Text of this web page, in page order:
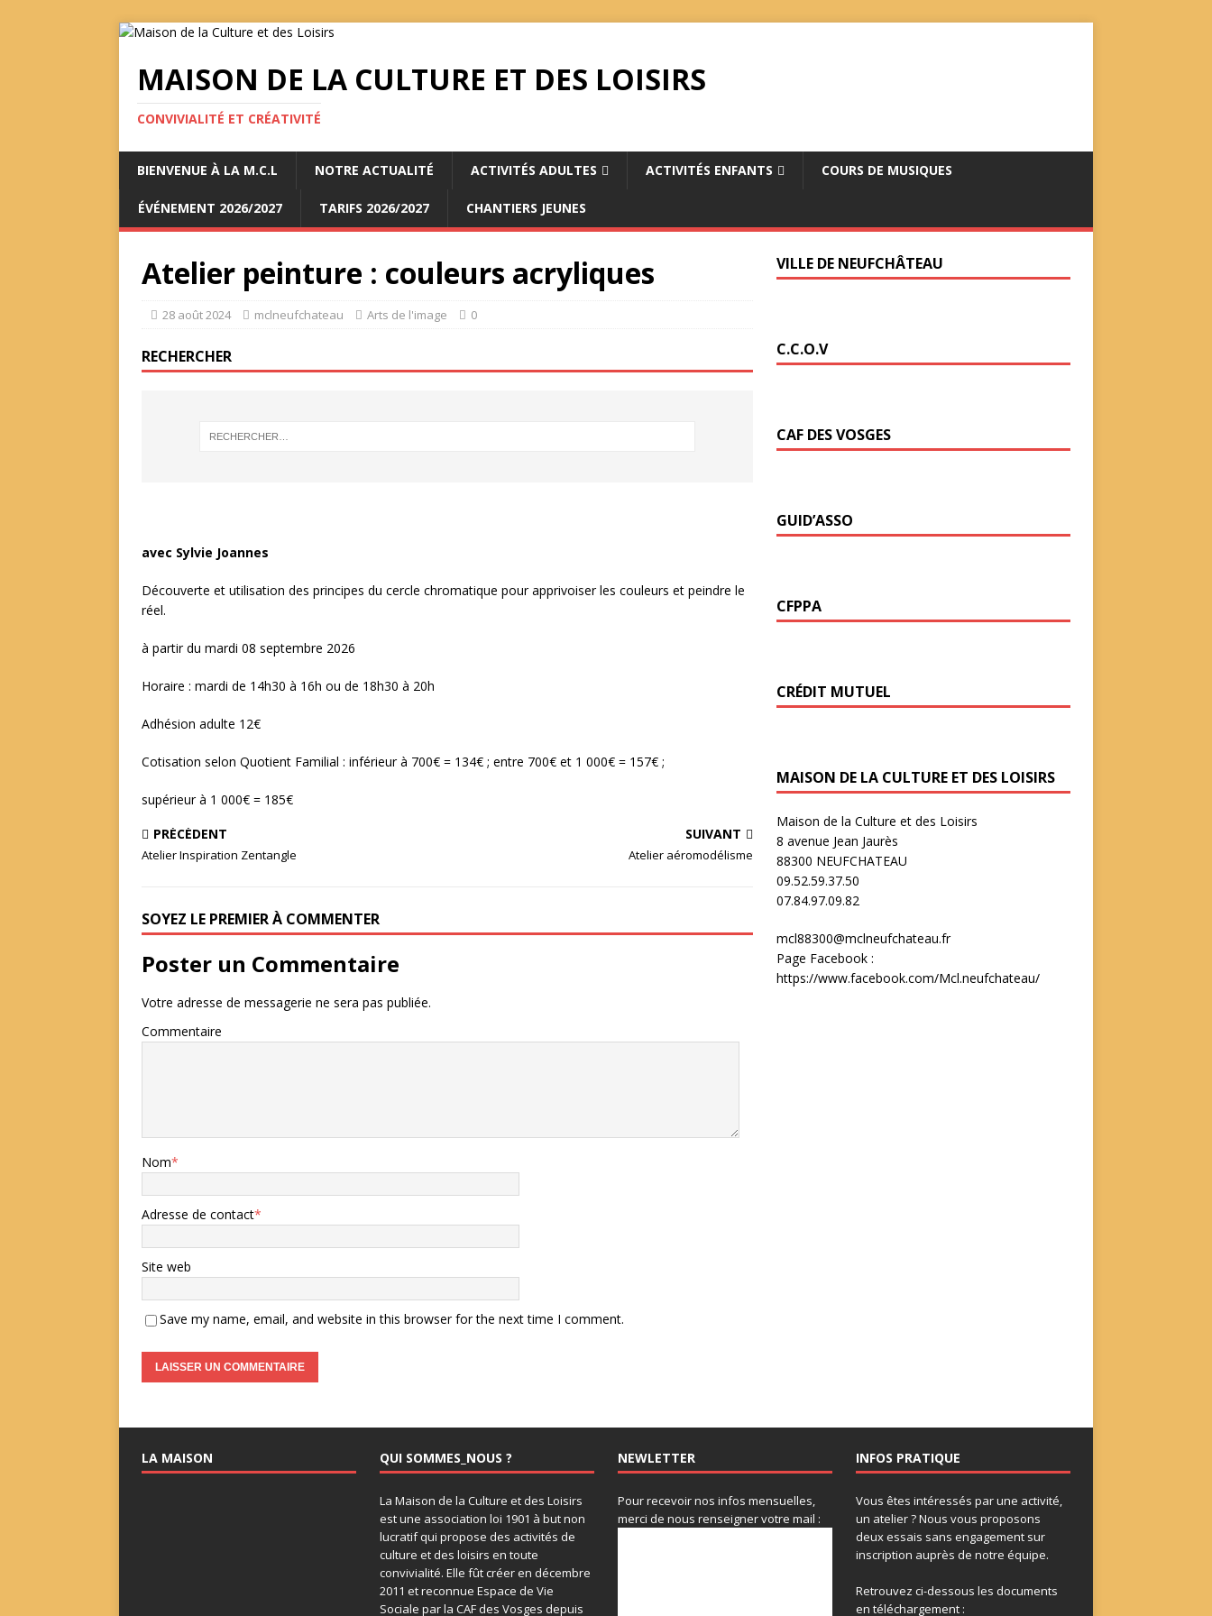
MAISON DE LA CULTURE ET DES LOISIRS
CONVIVIALITÉ ET CRÉATIVITÉ
BIENVENUE À LA M.C.L NOTRE ACTUALITÉ ACTIVITÉS ADULTES ACTIVITÉS ENFANTS COURS DE MUSIQUES
ÉVÉNEMENT 2026/2027 TARIFS 2026/2027 CHANTIERS JEUNES
Atelier peinture : couleurs acryliques
28 août 2024 mclneufchateau Arts de l'image 0
RECHERCHER
avec Sylvie Joannes
Découverte et utilisation des principes du cercle chromatique pour apprivoiser les couleurs et peindre le
réel.
à partir du mardi 08 septembre 2026
Horaire : mardi de 14h30 à 16h ou de 18h30 à 20h
Adhésion adulte 12€
Cotisation selon Quotient Familial : inférieur à 700€ = 134€ ; entre 700€ et 1 000€ = 157€ ;
supérieur à 1 000€ = 185€
PRÉCÉDENT
Atelier Inspiration Zentangle
SUIVANT
Atelier aéromodélisme
SOYEZ LE PREMIER À COMMENTER
Poster un Commentaire
Votre adresse de messagerie ne sera pas publiée.
Commentaire
Nom*
Adresse de contact*
Site web
Save my name, email, and website in this browser for the next time I comment.
VILLE DE NEUFCHÂTEAU
C.C.O.V
CAF DES VOSGES
GUID’ASSO
CFPPA
CRÉDIT MUTUEL
MAISON DE LA CULTURE ET DES LOISIRS
Maison de la Culture et des Loisirs
8 avenue Jean Jaurès
88300 NEUFCHATEAU
09.52.59.37.50
07.84.97.09.82
mcl88300@mclneufchateau.fr
Page Facebook :
https://www.facebook.com/Mcl.neufchateau/
LA MAISON QUI SOMMES_NOUS ?
La Maison de la Culture et des Loisirs
est une association loi 1901 à but non
lucratif qui propose des activités de
culture et des loisirs en toute
convivialité. Elle fût créer en décembre
2011 et reconnue Espace de Vie
Sociale par la CAF des Vosges depuis
NEWLETTER
Pour recevoir nos infos mensuelles,
merci de nous renseigner votre mail :
INFOS PRATIQUE
Vous êtes intéressés par une activité,
un atelier ? Nous vous proposons
deux essais sans engagement sur
inscription auprès de notre équipe.
Retrouvez ci-dessous les documents
en téléchargement :